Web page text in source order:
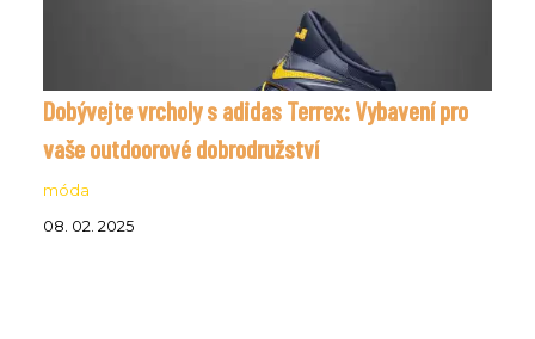
Dobývejte vrcholy s adidas Terrex: Vybavení pro
vaše outdoorové dobrodružství
móda
08. 02. 2025